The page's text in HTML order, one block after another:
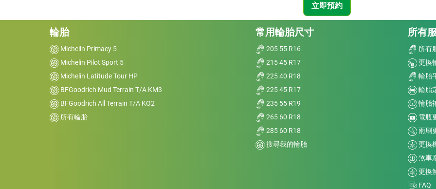
立即預約
輪胎
Michelin Primacy 5
Michelin Pilot Sport 5
Michelin Latitude Tour HP
BFGoodrich Mud Terrain T/A KM3
BFGoodrich All Terrain T/A KO2
所有輪胎
常用輪胎尺寸
205 55 R16
215 45 R17
225 40 R18
225 45 R17
235 55 R19
265 60 R18
285 60 R18
搜尋我的輪胎
所有
所有
更換
輪胎
輪胎
輪胎
電瓶
雨刷
更換
煞車
更換
FAQ